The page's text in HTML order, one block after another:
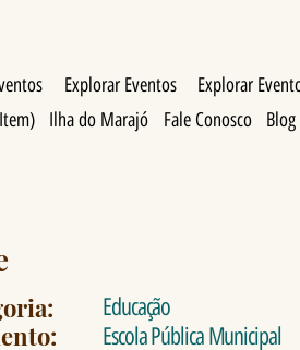
Explorar Eventos Explorar
Ilha do Marajó Fale Conosco Blog
Escola Pública Municipal
Educação